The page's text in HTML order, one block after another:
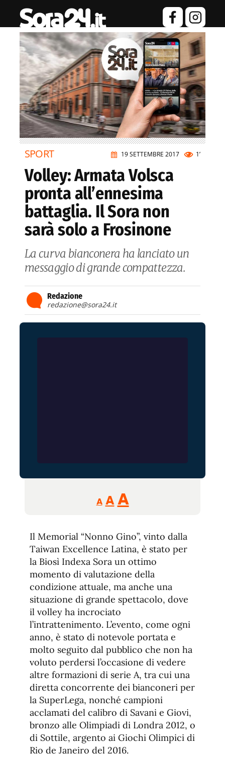
19 SETTEMBRE 2017 1’
SPORT
Volley: Armata Volsca
pronta all’ennesima
battaglia. Il Sora non
sarà solo a Frosinone
La curva bianconera ha lanciato un
messaggio di grande compattezza.
Redazione
redazione@sora24.it
A
Reducir
tamaño
A Restablecer
de
fuente
AAumentar
de
fuente.
Il Memorial “Nonno Gino”, vinto dalla
Taiwan Excellence Latina, è stato per
la Biosì Indexa Sora un ottimo
momento di valutazione della
condizione attuale, ma anche una
situazione di grande spettacolo, dove
il volley ha incrociato
l’intrattenimento. L’evento, come ogni
anno, è stato di notevole portata e
molto seguito dal pubblico che non ha
voluto perdersi l’occasione di vedere
altre formazioni di serie A, tra cui una
diretta concorrente dei bianconeri per
la SuperLega, nonché campioni
acclamati del calibro di Savani e Giovi,
bronzo alle Olimpiadi di Londra 2012, o
di Sottile, argento ai Giochi Olimpici di
Rio de Janeiro del 2016.